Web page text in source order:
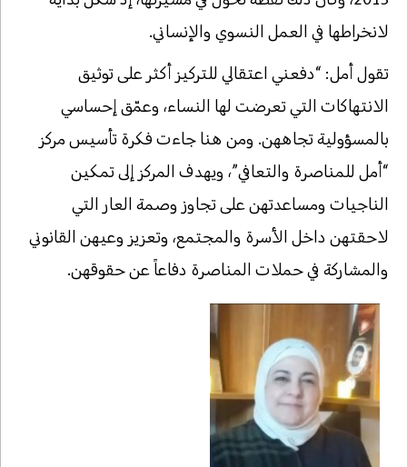
لانخراطها في العمل النسوي والإنساني.
تقول أمل: “دفعني اعتقالي للتركيز أكثر على توثيق
الانتهاكات التي تعرضت لها النساء، وعمّق إحساسي
بالمسؤولية تجاههن. ومن هنا جاءت فكرة تأسيس مركز
“أمل للمناصرة والتعافي”، ويهدف المركز إلى تمكين
الناجيات ومساعدتهن على تجاوز وصمة العار التي
لاحقتهن داخل الأسرة والمجتمع، وتعزيز وعيهن القانوني
والمشاركة في حملات المناصرة دفاعاً عن حقوقهن.